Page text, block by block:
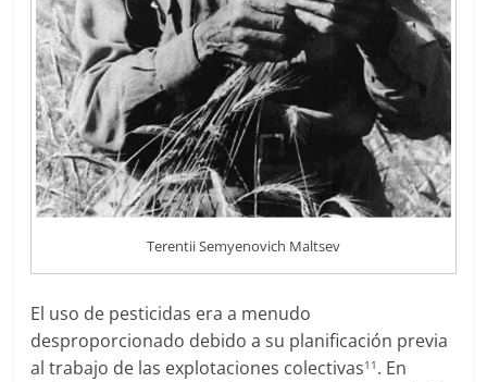
Terentii Semyenovich Maltsev
El uso de pesticidas era a menudo
desproporcionado debido a su planificación previa
al trabajo de las explotaciones colectivas11 . En